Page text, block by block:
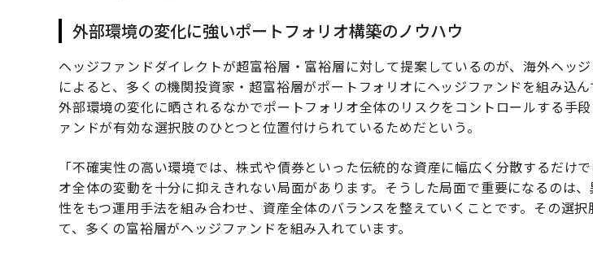
外部環境の変化に強いポートフォリオ構築のノウハウ
ヘッジファンドダイレクトが超富裕層・富裕層に対して提案しているのが、海外ヘッ
によると、多くの機関投資家・超富裕層がポートフォリオにヘッジファンドを組み込ん
外部環境の変化に晒されるなかでポートフォリオ全体のリスクをコントロールする手
ァンドが有効な選択肢のひとつと位置付けられているためだという。
「不確実性の高い環境では、株式や債券といった伝統的な資産に幅広く分散するだけ
オ全体の変動を十分に抑えきれない局面があります。そうした局面で重要になるのは
性をもつ運用手法を組み合わせ、資産全体のバランスを整えていくことです。その選択
て、多くの富裕層がヘッジファンドを組み入れています。